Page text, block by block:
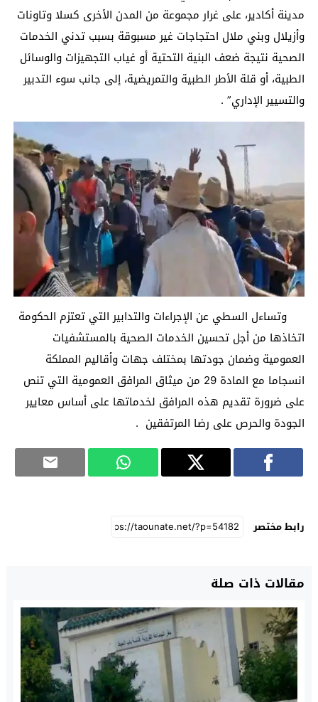
مدينة أكادير، على غرار مجموعة من المدن الأخرى كسلا وتاونات
وأزيلال وبني ملال احتجاجات غير مسبوقة بسبب تدني الخدمات
الصحية نتيجة ضعف البنية التحتية أو غياب التجهيزات والوسائل
الطبية، أو قلة الأطر الطبية والتمريضية، إلى جانب سوء التدبير
والتسيير الإداري” .
وتساءل السطي عن الإجراءات والتدابير التي تعتزم الحكومة
اتخاذها من أجل تحسين الخدمات الصحية بالمستشفيات
العمومية وضمان جودتها بمختلف جهات وأقاليم المملكة
انسجاما مع المادة 29 من ميثاق المرافق العمومية التي تنص
على ضرورة تقديم هذه المرافق لخدماتها على أساس معايير
الجودة والحرص على رضا المرتفقين .
رابط مختصر
مقالات ذات صلة